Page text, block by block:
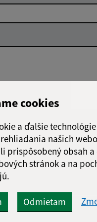
cookies
a ďalšie
našich
prispôsobený obsah
stránok a na
Odmietam
Google reCaptcha
Odoslať správu